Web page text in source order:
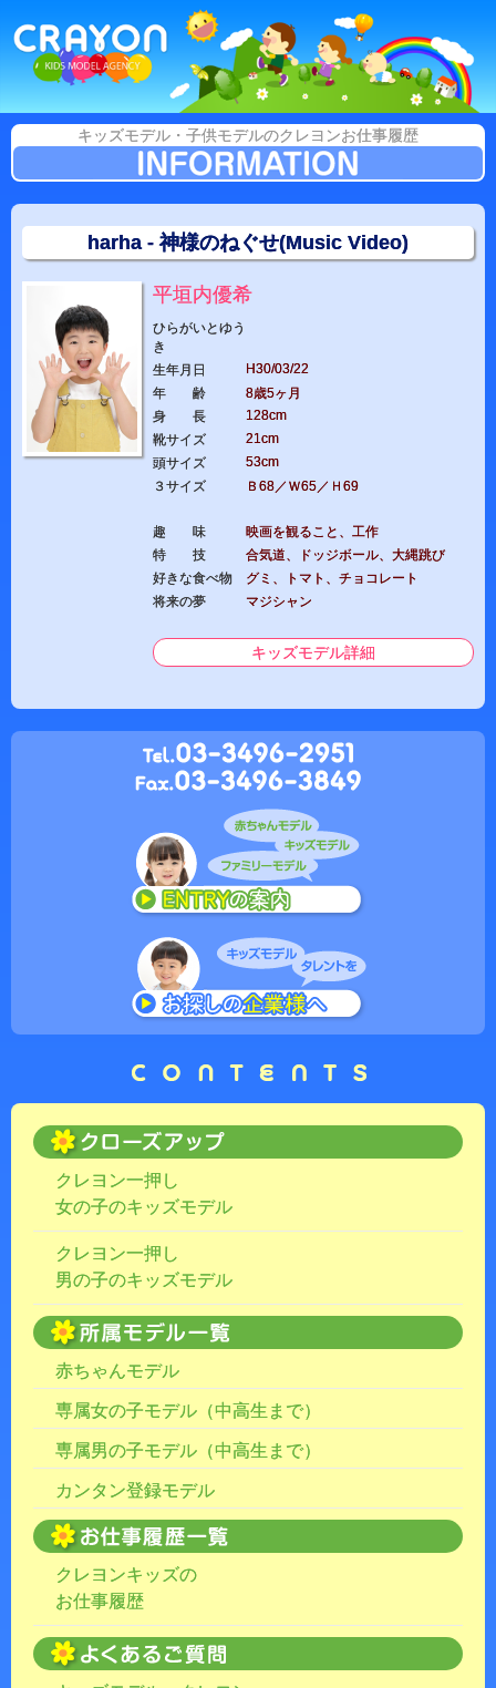
キッズモデル・子供モデルのクレヨンお仕事履歴
harha - 神様のねぐせ(Music Video)
平垣内優希
ひらがいとゆう
き
生年月日
H30/03/22
年 齢
8歳5ヶ月
身 長
128cm
靴サイズ
21cm
頭サイズ
53cm
３サイズ
Ｂ68／Ｗ65／Ｈ69
趣 味
映画を観ること、工作
特 技
合気道、ドッジボール、大縄跳び
好きな食べ物
グミ、トマト、チョコレート
将来の夢
マジシャン
キッズモデル詳細
クレヨン一押し
女の子のキッズモデル
クレヨン一押し
男の子のキッズモデル
赤ちゃんモデル
専属女の子モデル（中高生まで）
専属男の子モデル（中高生まで）
カンタン登録モデル
クレヨンキッズの
お仕事履歴